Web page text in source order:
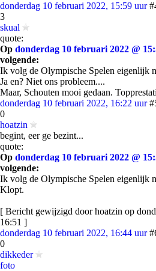
donderdag 10 februari 2022, 15:59 uur
3
skual
quote:
Op donderdag 10 februari 2022 @
volgende:
Ik volg de Olympische Spelen eigenlijk
Ja en? Niet ons probleem....
Maar, Schouten mooi gedaan.
donderdag 10 februari 2022, 16:22 uur
0
hoatzin
begint, eer ge bezint...
quote:
Op donderdag 10 februari 2022 @
volgende:
Ik volg de Olympische Spelen eigenlijk
Klopt.
[ Bericht gewijzigd door hoatzin op
16:51 ]
donderdag 10 februari 2022, 16:44 uur
0
dikkeder
foto